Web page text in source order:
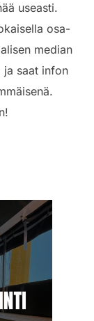
useasti.
osa-
median
ja saat infon